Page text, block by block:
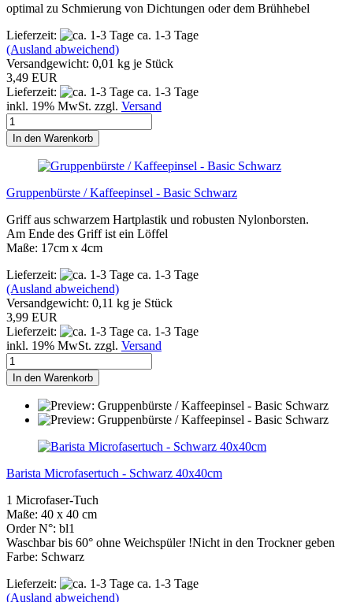
optimal zu Schmierung von Dichtungen oder dem Brühhebel
Lieferzeit:
ca. 1-3 Tage
(Ausland abweichend)
Versandgewicht: 0,01 kg je Stück
3,49 EUR
Lieferzeit:
ca. 1-3 Tage
inkl. 19% MwSt. zzgl. Versand
In den Warenkorb
Gruppenbürste / Kaffeepinsel - Basic Schwarz
Griff aus schwarzem Hartplastik und robusten Nylonborsten.
Am Ende des Griff ist ein Löffel
Maße: 17cm x 4cm
Lieferzeit:
ca. 1-3 Tage
(Ausland abweichend)
Versandgewicht: 0,11 kg je Stück
3,99 EUR
Lieferzeit:
ca. 1-3 Tage
inkl. 19% MwSt. zzgl. Versand
In den Warenkorb
Barista Microfasertuch - Schwarz 40x40cm
1 Microfaser-Tuch
Maße: 40 x 40 cm
Order N°: bl1
Waschbar bis 60° ohne Weichspüler !Nicht in den Trockner geben
Farbe: Schwarz
Lieferzeit:
ca. 1-3 Tage
(Ausland abweichend)